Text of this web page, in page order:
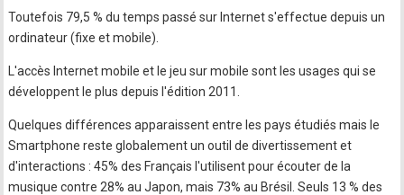
Toutefois 79,5 % du temps passé sur Internet s'effectue depuis un
ordinateur (fixe et mobile).
L'accès Internet mobile et le jeu sur mobile sont les usages qui se
développent le plus depuis l'édition 2011.
Quelques différences apparaissent entre les pays étudiés mais le
Smartphone reste globalement un outil de divertissement et
d'interactions : 45% des Français l'utilisent pour écouter de la
musique contre 28% au Japon, mais 73% au Brésil. Seuls 13 % des